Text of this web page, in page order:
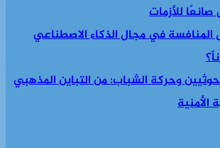
صانعًا للأزمات
المنافسة في مجال الذكاء الاصطناعي
وحركة الشباب: من التباين المذهبي
الأمنية